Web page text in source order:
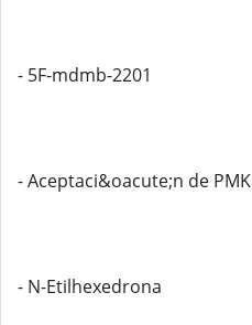
- 5F-mdmb-2201
- Aceptaci&oacute;n de PMK
- N-Etilhexedrona